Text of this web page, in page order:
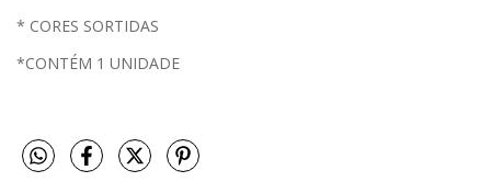
* CORES SORTIDAS
*CONTÉM 1 UNIDADE